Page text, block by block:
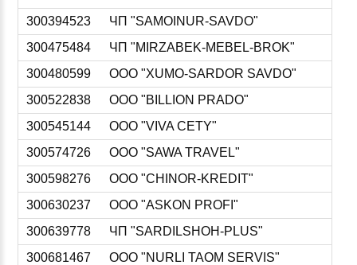
300394523
ЧП "SAMOINUR-SAVDO"
300475484
ЧП "MIRZABEK-MEBEL-BROK"
300480599
ООО "XUMO-SARDOR SAVDO"
300522838
ООО "BILLION PRADO"
300545144
ООО "VIVA CETY"
300574726
ООО "SAWA TRAVEL"
300598276
ООО "CHINOR-KREDIT"
300630237
ООО "ASKON PROFI"
300639778
ЧП "SARDILSHOH-PLUS"
300681467
ООО "NURLI TAOM SERVIS"